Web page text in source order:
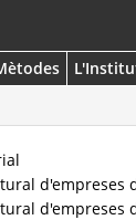
d'empreses
d'empreses